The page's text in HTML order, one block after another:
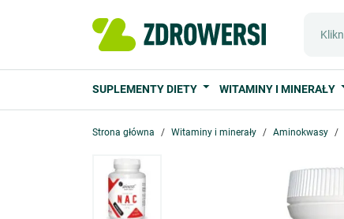
SUPLEMENTY DIETY WITAMINY I MINERAŁY
Strona główna Witaminy i minerały Aminokwasy